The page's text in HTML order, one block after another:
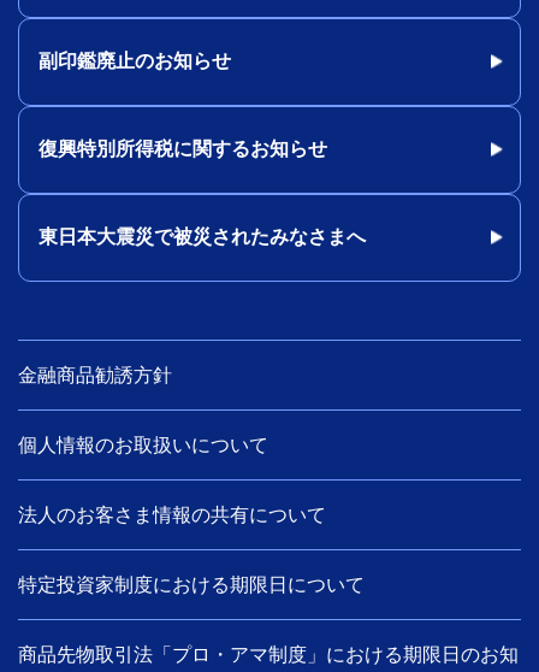
副印鑑廃止のお知らせ
復興特別所得税に関するお知らせ
東日本大震災で被災されたみなさまへ
金融商品勧誘方針
個人情報のお取扱いについて
法人のお客さま情報の共有について
特定投資家制度における期限日について
商品先物取引法「プロ・アマ制度」における期限日のお知